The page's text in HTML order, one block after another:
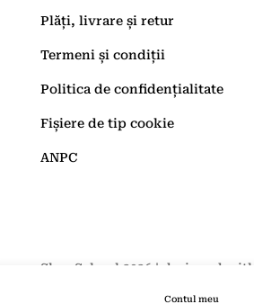
Contul meu
Plăți, livrare și retur
Termeni și condiții
Politica de confidențialitate
Fișiere de tip cookie
ANPC
ShopSchool 2026 | designed with